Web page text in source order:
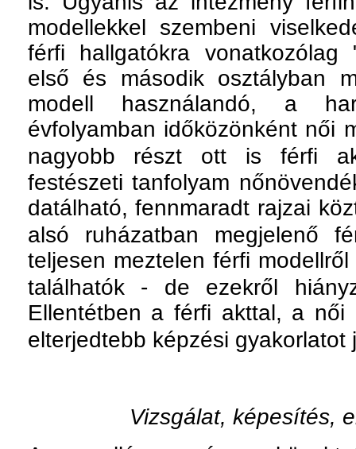
modellekkel szembeni
férfi hallgatókra vonatkozólag
első és második osztályban
modell használandó, a
évfolyamban időközönként női
nagyobb részt ott is férfi
festészeti tanfolyam
datálható, fennmaradt rajzai
alsó ruházatban megjelenő
teljesen meztelen férfi
találhatók - de ezekről
Ellentétben a férfi akttal, a női
elterjedtebb képzési gyakorlatot
Vizsgálat, képesítés,